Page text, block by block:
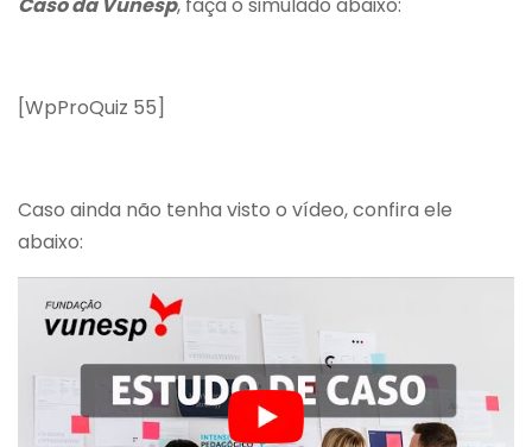
[WpProQuiz 55]
Caso ainda não tenha visto o vídeo, confira ele
abaixo: